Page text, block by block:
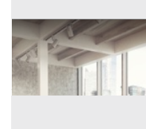
Ufficio all'asta a Novara
Novara (Novara)
Asta chiusa